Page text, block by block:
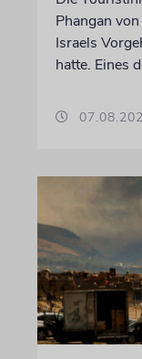
Phangan
Israels
hatte. Eines